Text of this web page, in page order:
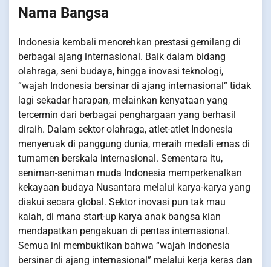
Nama Bangsa
Indonesia kembali menorehkan prestasi gemilang di
berbagai ajang internasional. Baik dalam bidang
olahraga, seni budaya, hingga inovasi teknologi,
“wajah Indonesia bersinar di ajang internasional” tidak
lagi sekadar harapan, melainkan kenyataan yang
tercermin dari berbagai penghargaan yang berhasil
diraih. Dalam sektor olahraga, atlet-atlet Indonesia
menyeruak di panggung dunia, meraih medali emas di
turnamen berskala internasional. Sementara itu,
seniman-seniman muda Indonesia memperkenalkan
kekayaan budaya Nusantara melalui karya-karya yang
diakui secara global. Sektor inovasi pun tak mau
kalah, di mana start-up karya anak bangsa kian
mendapatkan pengakuan di pentas internasional.
Semua ini membuktikan bahwa “wajah Indonesia
bersinar di ajang internasional” melalui kerja keras dan